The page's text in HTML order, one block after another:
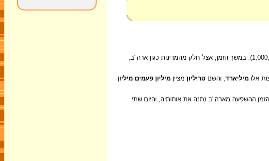
(1,000,000,000,000). במשך הזמן, אצל חלק מהמדינות כגון ארה"ב,
מיליארד, והשם טריליון מציין מיליון פעמים מיליון
ההשפעה מארה"ב נתנה את אותותיה, והיום שתי